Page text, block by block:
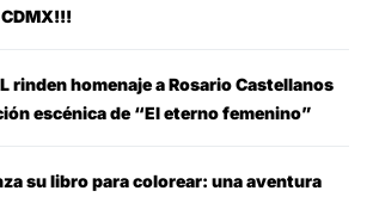
rinden homenaje a Rosario Castellanos
escénica de “El eterno femenino”
su libro para colorear: una aventura